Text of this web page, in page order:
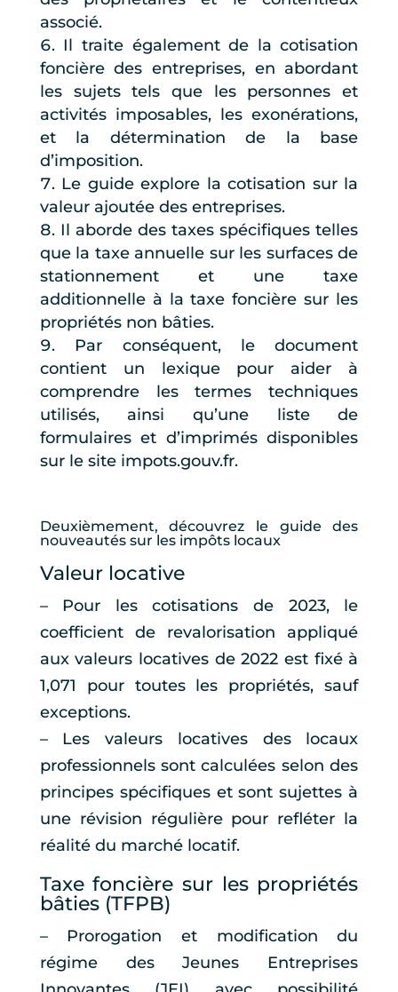
associé.
Il traite également de la cotisation
foncière des entreprises, en abordant
les sujets tels que les personnes et
activités imposables, les exonérations,
et la détermination de la base
d’imposition.
Le guide explore la cotisation sur la
valeur ajoutée des entreprises.
Il aborde des taxes spécifiques telles
que la taxe annuelle sur les surfaces de
stationnement et une taxe
additionnelle à la taxe foncière sur les
propriétés non bâties.
Par conséquent, le document
contient un lexique pour aider à
comprendre les termes techniques
utilisés, ainsi qu’une liste de
formulaires et d’imprimés disponibles
sur le site impots.gouv.fr.
Deuxièmement, découvrez le guide des
nouveautés sur les impôts locaux
Valeur locative
– Pour les cotisations de 2023, le
coefficient de revalorisation appliqué
aux valeurs locatives de 2022 est fixé à
1,071 pour toutes les propriétés, sauf
exceptions.
– Les valeurs locatives des locaux
professionnels sont calculées selon des
principes spécifiques et sont sujettes à
une révision régulière pour refléter la
réalité du marché locatif.
Taxe foncière sur les propriétés
bâties (TFPB)
– Prorogation et modification du
régime des Jeunes Entreprises